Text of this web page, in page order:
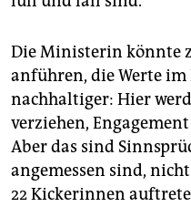
Die Ministerin könnte
anführen, die Werte
nachhaltiger: Hier
verziehen,
Aber das sind
angemessen sind,
22 Kickerinnen